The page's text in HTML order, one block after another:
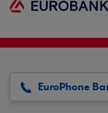
EuroPhone